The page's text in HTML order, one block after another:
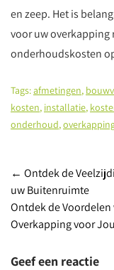
en zeep. Het is
voor uw overkapping
onderhoudskosten
Tags:afmetingen,
kosten, installatie,
onderhoud,
Post
navigation
← Ontdek de
uw Buitenruimte
Ontdek de
Overkapping voor
Geef een reactie